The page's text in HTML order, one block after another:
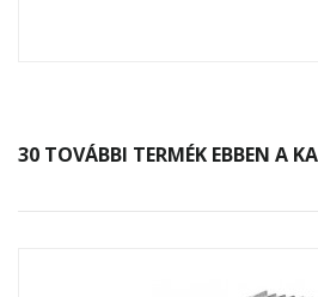
30 TOVÁBBI TERMÉK EBBEN A